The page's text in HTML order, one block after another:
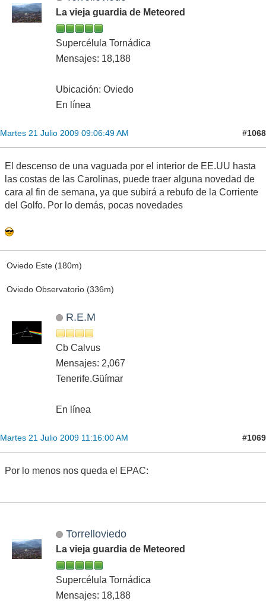
La vieja guardia de Meteored
Supercélula Tornádica
Mensajes: 18,188
Ubicación: Oviedo
En línea
Martes 21 Julio 2009 09:06:49 AM #1068
El descenso de una vaguada por el interior de EE.UU hasta
las costas de las Carolinas, puede traer alguna novedad de
cara al fin de semana, ya que subirá a rebufo de la Corriente
del Golfo. Por lo demás, pocas novedades
Oviedo Este (180m)
Oviedo Observatorio (336m)
R.E.M
Cb Calvus
Mensajes: 2,067
Tenerife.Güímar
En línea
Martes 21 Julio 2009 11:16:00 AM #1069
Por lo menos nos queda el EPAC:
Torrelloviedo
La vieja guardia de Meteored
Supercélula Tornádica
Mensajes: 18,188